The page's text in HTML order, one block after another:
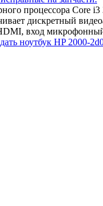
процессора
дискретный
вход
ноутбук HP 2000-